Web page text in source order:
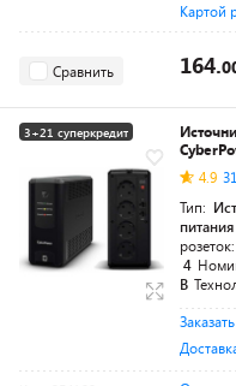
Картой
Сравнить 164.
3+21 суперкредит
4.9
Тип:
питания
розеток:
4
В